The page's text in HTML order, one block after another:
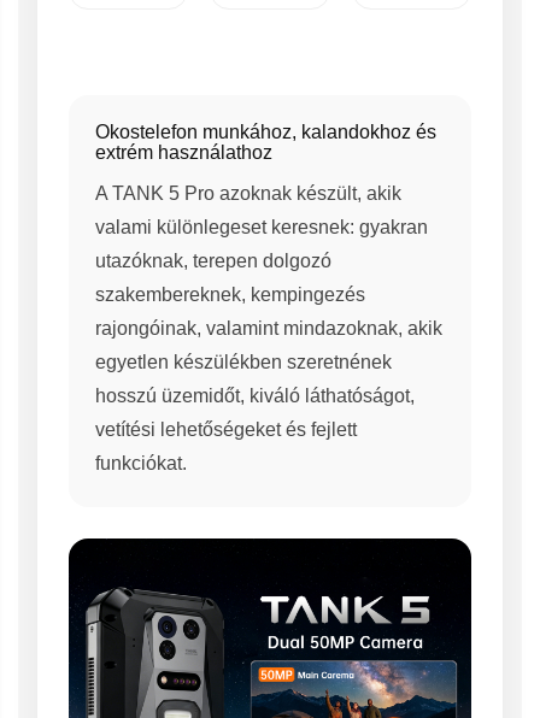
Okostelefon munkához, kalandokhoz és
extrém használathoz
A TANK 5 Pro azoknak készült, akik
valami különlegeset keresnek: gyakran
utazóknak, terepen dolgozó
szakembereknek, kempingezés
rajongóinak, valamint mindazoknak, akik
egyetlen készülékben szeretnének
hosszú üzemidőt, kiváló láthatóságot,
vetítési lehetőségeket és fejlett
funkciókat.